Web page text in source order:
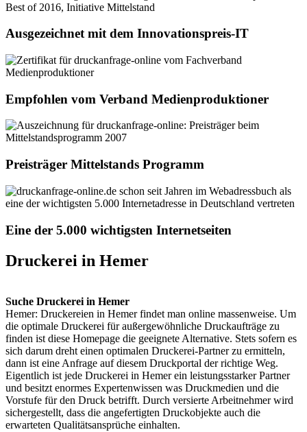
Ausgezeichnet mit dem Innovationspreis-IT
Empfohlen vom Verband Medienproduktioner
Preisträger Mittelstands Programm
Eine der 5.000 wichtigsten Internetseiten
Druckerei in Hemer
Suche Druckerei in Hemer
Hemer: Druckereien in Hemer findet man online massenweise. Um
die optimale Druckerei für außergewöhnliche Druckaufträge zu
finden ist diese Homepage die geeignete Alternative. Stets sofern es
sich darum dreht einen optimalen Druckerei-Partner zu ermitteln,
dann ist eine Anfrage auf diesem Druckportal der richtige Weg.
Eigentlich ist jede Druckerei in Hemer ein leistungsstarker Partner
und besitzt enormes Expertenwissen was Druckmedien und die
Vorstufe für den Druck betrifft. Durch versierte Arbeitnehmer wird
sichergestellt, dass die angefertigten Druckobjekte auch die
erwarteten Qualitätsansprüche einhalten.